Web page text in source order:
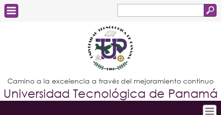
de
búsqueda
Estudiantes
Docentes
Administrativos
Graduados
Camino a la excelencia a través del mejoramiento continuo
Universidad Tecnológica de Panamá